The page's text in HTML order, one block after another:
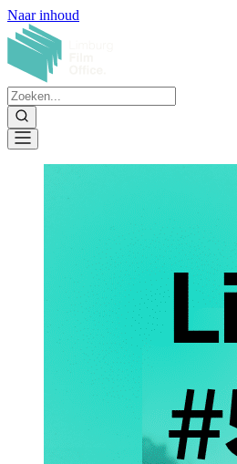
Naar inhoud